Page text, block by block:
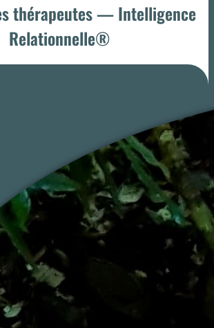
thérapeutes — Intelligence
Relationnelle®